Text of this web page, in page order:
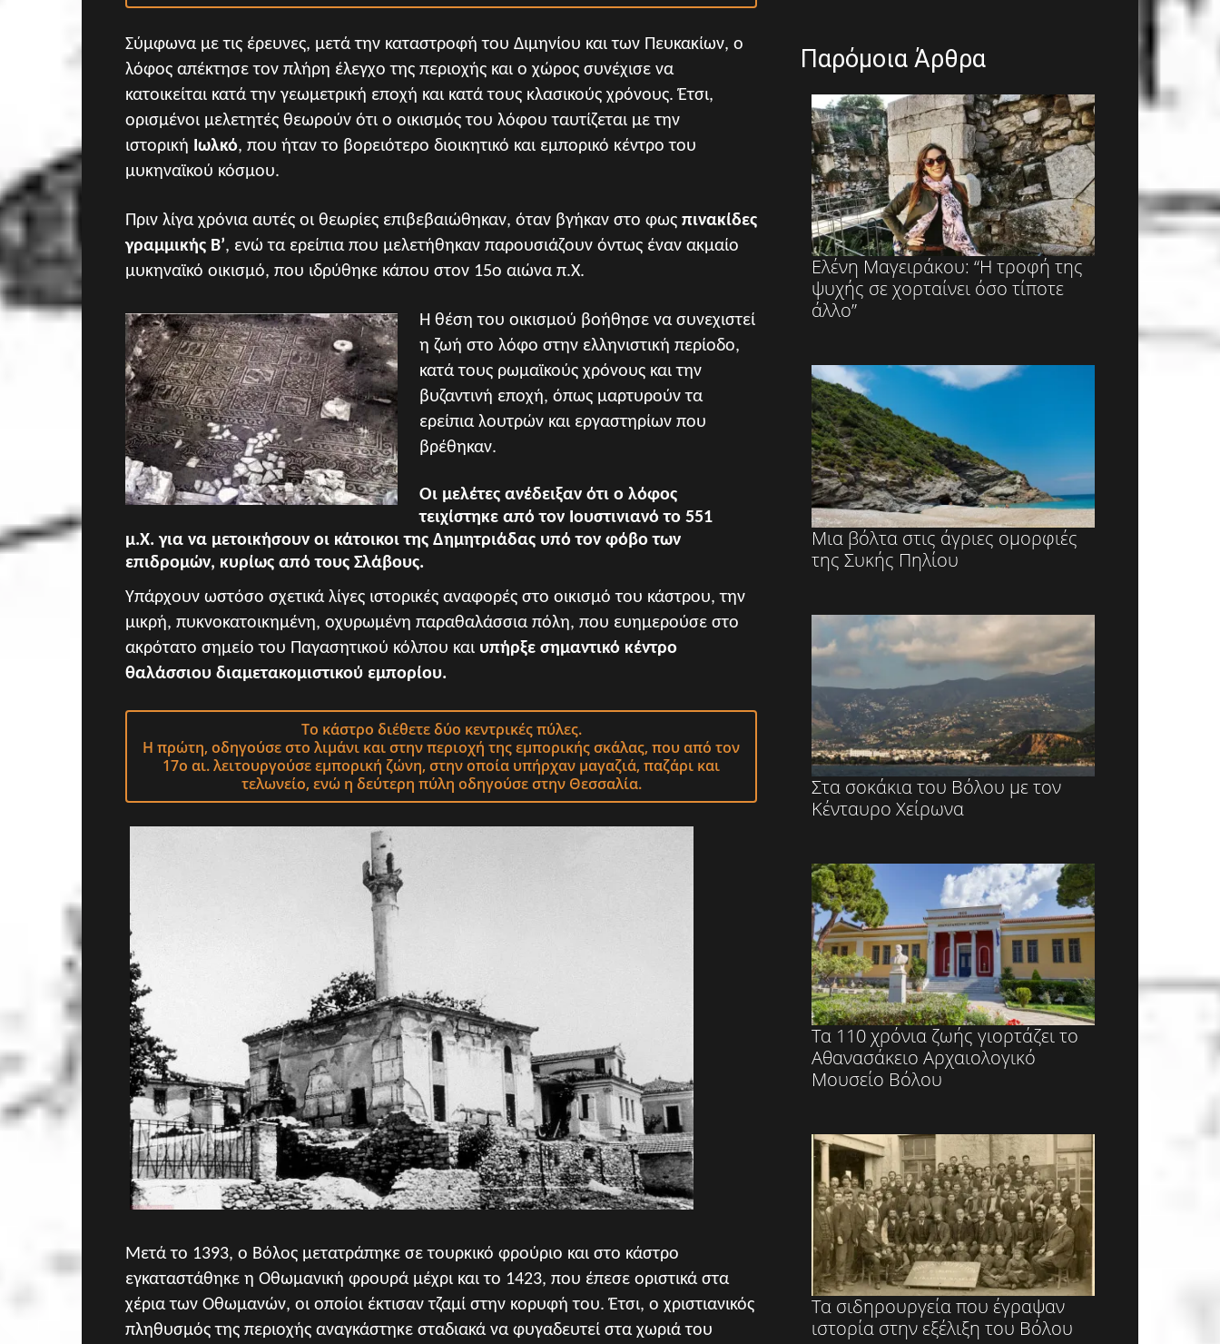
Σύμφωνα με τις έρευνες, μετά την καταστροφή του ∆ιμηνίου και των Πευκακίων, ο
λόφος απέκτησε τον πλήρη έλεγχο της περιοχής και ο χώρος συνέχισε να
κατοικείται κατά την γεωμετρική εποχή και κατά τους κλασικούς χρόνους.Έτσι,
ορισμένοι μελετητές θεωρούν ότι ο οικισμός του λόφου ταυτίζεται με την
ιστορική Ιωλκό, που ήταν το βορειότερο διοικητικό και εμπορικό κέντρο του
μυκηναϊκού κόσμου.
Πριν λίγα χρόνια αυτές οι θεωρίες επιβεβαιώθηκαν, όταν βγήκαν στο φως πινακίδες
γραμμικής Β’, ενώ τα ερείπια που μελετήθηκαν παρουσιάζουν όντως έναν ακμαίο
μυκηναϊκό οικισμό, που ιδρύθηκε κάπου στον 15ο αιώνα π.Χ.
Η θέση του οικισμού βοήθησε να συνεχιστεί
η ζωή στο λόφο στην ελληνιστική περίοδο,
κατά τους ρωμαϊκούς χρόνους και την
βυζαντινή εποχή, όπως μαρτυρούν τα
ερείπια λουτρών και εργαστηρίων που
βρέθηκαν.
Οι μελέτες ανέδειξαν ότι ο λόφος
τειχίστηκε από τον Ιουστινιανό το 551
μ.Χ. για να μετοικήσουν οι κάτοικοι της Δημητριάδας υπό τον φόβο των
επιδρομών, κυρίως από τους Σλάβους.
Υπάρχουν ωστόσο σχετικά λίγες ιστορικές αναφορές στο οικισμό του κάστρου, την
μικρή, πυκνοκατοικημένη, οχυρωμένη παραθαλάσσια πόλη, που ευημερούσε στο
ακρότατο σημείο του Παγασητικού κόλπου και υπήρξε σημαντικό κέντρο
θαλάσσιου διαμετακομιστικού εμπορίου.
Το κάστρο διέθετε δύο κεντρικές πύλες.
Η πρώτη, οδηγούσε στο λιμάνι και στην περιοχή της εμπορικής σκάλας, που από τον
17ο αι. λειτουργούσε εμπορική ζώνη, στην οποία υπήρχαν μαγαζιά, παζάρι και
τελωνείο, ενώ η δεύτερη πύλη οδηγούσε στην Θεσσαλία.
Μετά το 1393, ο Βόλος μετατράπηκε σε τουρκικό φρούριο και στο κάστρο
εγκαταστάθηκε η Οθωμανική φρουρά μέχρι και το 1423, που έπεσε οριστικά στα
χέρια των Οθωμανών, οι οποίοι έκτισαν τζαμί στην κορυφή του. Έτσι, ο χριστιανικός
πληθυσμός της περιοχής αναγκάστηκε σταδιακά να φυγαδευτεί στα χωριά του
Παρόμοια Άρθρα
Ελένη Μαγειράκου: “Η τροφή της
ψυχής σε χορταίνει όσο τίποτε
άλλο”
Μια βόλτα στις άγριες ομορφιές
της Συκής Πηλίου
Στα σοκάκια του Βόλου με τον
Κένταυρο Χείρωνα
Τα 110 χρόνια ζωής γιορτάζει το
Αθανασάκειο Αρχαιολογικό
Μουσείο Βόλου
Τα σιδηρουργεία που έγραψαν
ιστορία στην εξέλιξη του Βόλου